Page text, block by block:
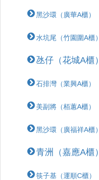
黑沙環（廣華A櫃）
水坑尾（竹園圍A櫃）
氹仔（花城A櫃）
石排灣（業興A櫃）
美副將（栢蕙A櫃）
黑沙環（廣福祥A櫃）
青洲（嘉應A櫃）
筷子基（運順C櫃）